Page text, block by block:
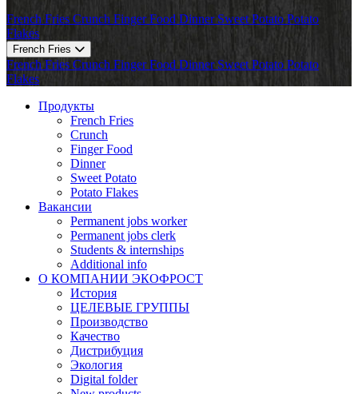
French Fries Crunch Finger Food Dinner Sweet Potato Potato
Flakes
French Fries
French Fries Crunch Finger Food Dinner Sweet Potato Potato
Flakes
Продукты
French Fries
Crunch
Finger Food
Dinner
Sweet Potato
Potato Flakes
Вакансии
Permanent jobs worker
Permanent jobs clerk
Students & internships
Additional info
О КОМПАНИИ ЭКОФРОСТ
История
ЦЕЛЕВЫЕ ГРУППЫ
Производство
Качество
Дистрибуция
Экология
Digital folder